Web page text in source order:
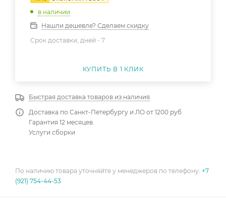
в наличии
Нашли дешевле? Сделаем скидку
Срок доставки, дней - 7
КУПИТЬ В 1 КЛИК
Быстрая доставка товаров из наличия
Доставка по Санкт-Петербургу и ЛО от 1200 руб
Гарантия 12 месяцев.
Услуги сборки
По наличию товара уточняйте у менеджеров по телефону: +7
(921) 754-44-53